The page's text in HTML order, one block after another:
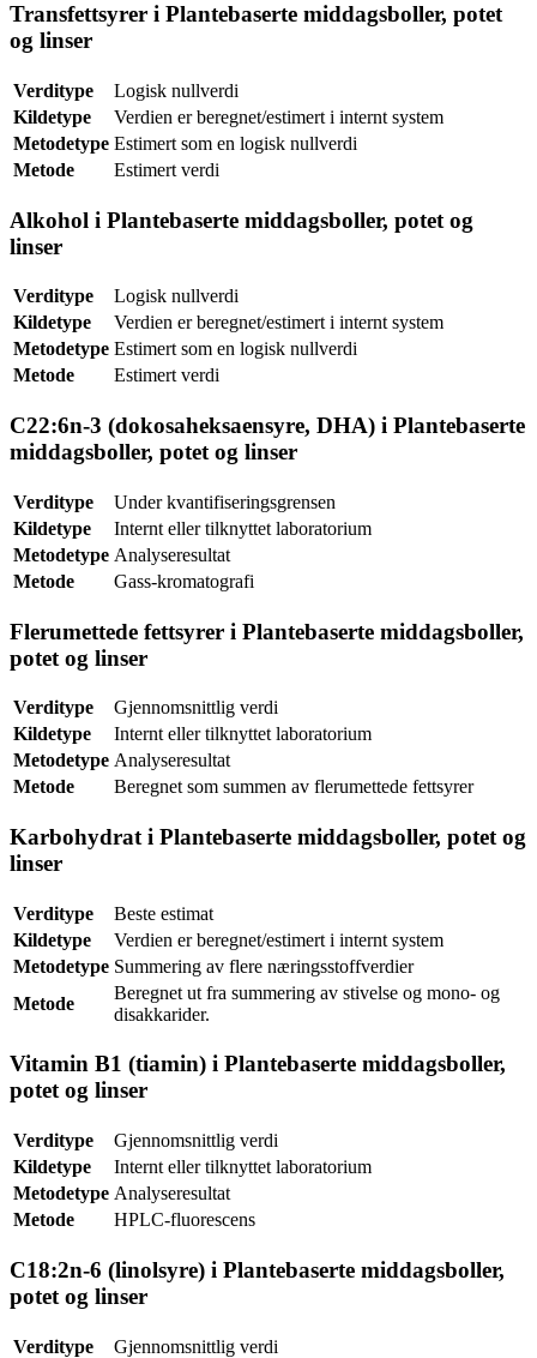
Transfettsyrer i Plantebaserte middagsboller, potet
og linser
Verditype
Logisk nullverdi
Kildetype
Verdien er beregnet/estimert i internt system
Metodetype Estimert som en logisk nullverdi
Metode
Estimert verdi
Alkohol i Plantebaserte middagsboller, potet og
linser
Verditype
Logisk nullverdi
Kildetype
Verdien er beregnet/estimert i internt system
Metodetype Estimert som en logisk nullverdi
Metode
Estimert verdi
C22:6n-3 (dokosaheksaensyre, DHA) i Plantebaserte
middagsboller, potet og linser
Verditype
Under kvantifiseringsgrensen
Kildetype
Internt eller tilknyttet laboratorium
Metodetype Analyseresultat
Metode
Gass-kromatografi
Flerumettede fettsyrer i Plantebaserte middagsboller,
potet og linser
Verditype
Gjennomsnittlig verdi
Kildetype
Internt eller tilknyttet laboratorium
Metodetype Analyseresultat
Metode
Beregnet som summen av flerumettede fettsyrer
Karbohydrat i Plantebaserte middagsboller, potet og
linser
Verditype
Beste estimat
Kildetype
Verdien er beregnet/estimert i internt system
Metodetype Summering av flere næringsstoffverdier
Metode
Beregnet ut fra summering av stivelse og mono- og
disakkarider.
Vitamin B1 (tiamin) i Plantebaserte middagsboller,
potet og linser
Verditype
Gjennomsnittlig verdi
Kildetype
Internt eller tilknyttet laboratorium
Metodetype Analyseresultat
Metode
HPLC-fluorescens
C18:2n-6 (linolsyre) i Plantebaserte middagsboller,
potet og linser
Verditype
Gjennomsnittlig verdi